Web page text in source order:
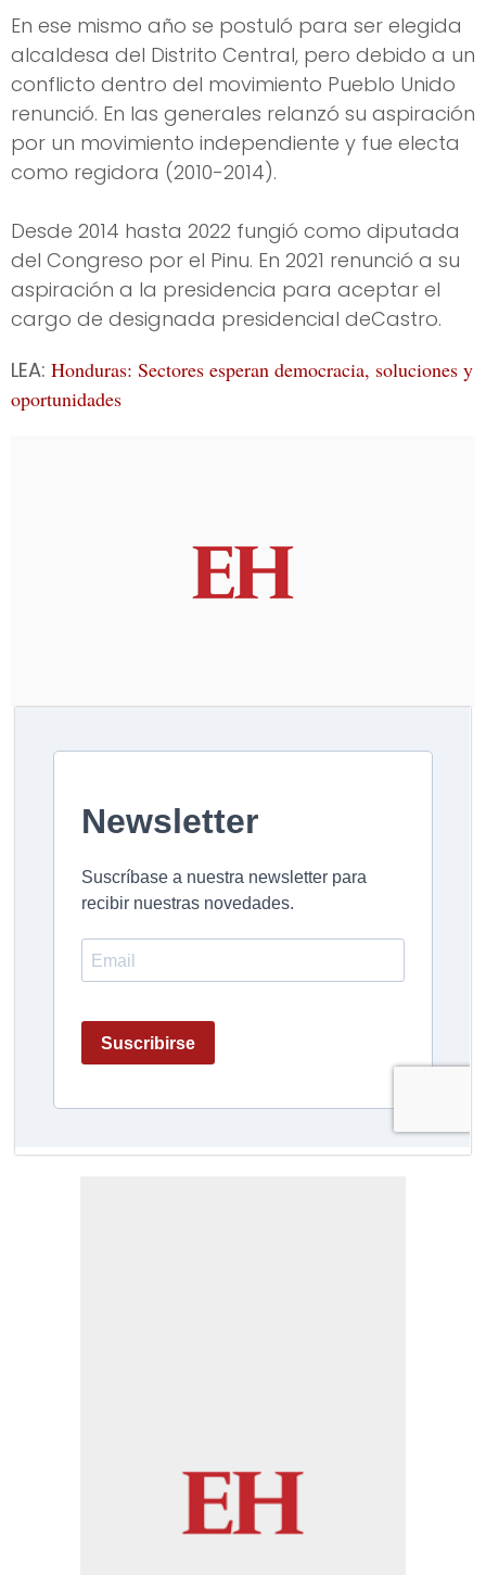
En ese mismo año se postuló para ser elegida
alcaldesa del Distrito Central, pero debido a un
conflicto dentro del movimiento Pueblo Unido
renunció. En las generales relanzó su aspiración
por un movimiento independiente y fue electa
como regidora (2010-2014).
Desde 2014 hasta 2022 fungió como diputada
del Congreso por el Pinu. En 2021 renunció a su
aspiración a la presidencia para aceptar el
cargo de designada presidencial deCastro.
LEA: Honduras: Sectores esperan democracia, soluciones y
oportunidades